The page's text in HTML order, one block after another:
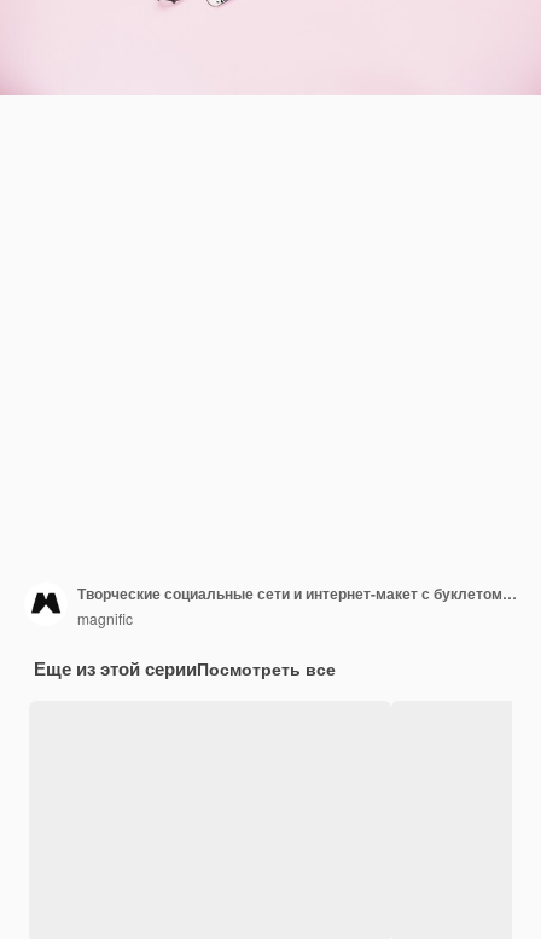
Творческие социальные сети и интернет-макет с буклетом или обложкой
magnific
Еще из этой серииПосмотреть все